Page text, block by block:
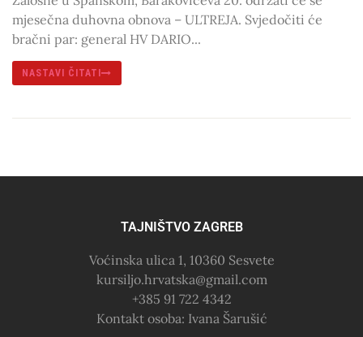
mjesečna duhovna obnova – ULTREJA. Svjedočiti će
bračni par: general HV DARIO...
NASTAVI ČITATI
TAJNIŠTVO ZAGREB
Voćinska ulica 1, 10360 Sesvete
kursiljo.hrvatska@gmail.com
+385 91 722 4342
Kontakt osoba: Ivana Šarušić